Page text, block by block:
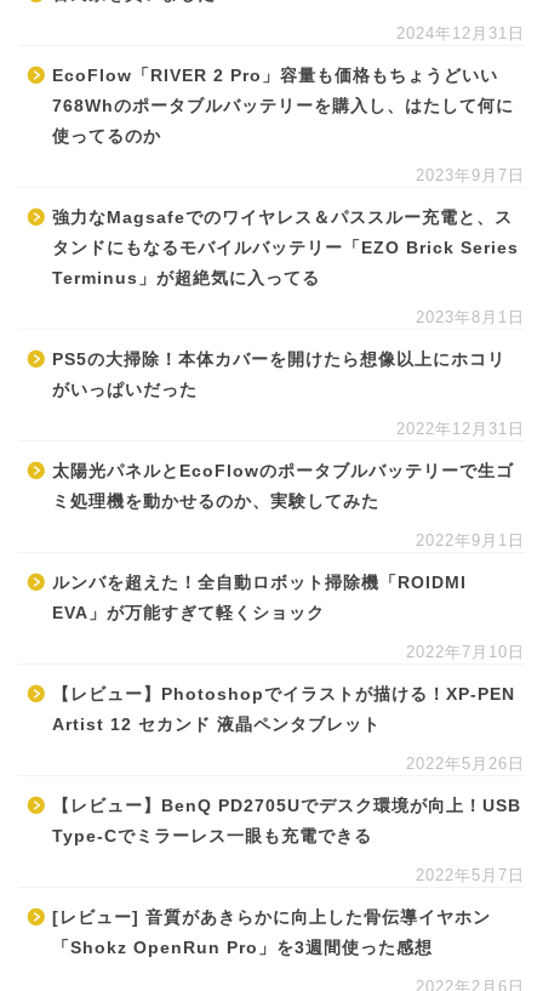
2024年12月31日
EcoFlow「RIVER 2 Pro」容量も価格もちょうどいい
768Whのポータブルバッテリーを購入し、はたして何に
使ってるのか
2023年9月7日
強力なMagsafeでのワイヤレス＆パススルー充電と、ス
タンドにもなるモバイルバッテリー「EZO Brick Series
Terminus」が超絶気に入ってる
2023年8月1日
PS5の大掃除！本体カバーを開けたら想像以上にホコリ
がいっぱいだった
2022年12月31日
太陽光パネルとEcoFlowのポータブルバッテリーで生ゴ
ミ処理機を動かせるのか、実験してみた
2022年9月1日
ルンバを超えた！全自動ロボット掃除機「ROIDMI
EVA」が万能すぎて軽くショック
2022年7月10日
【レビュー】Photoshopでイラストが描ける！XP-PEN
Artist 12 セカンド 液晶ペンタブレット
2022年5月26日
【レビュー】BenQ PD2705Uでデスク環境が向上！USB
Type-Cでミラーレス一眼も充電できる
2022年5月7日
[レビュー] 音質があきらかに向上した骨伝導イヤホン
「Shokz OpenRun Pro」を3週間使った感想
2022年2月6日